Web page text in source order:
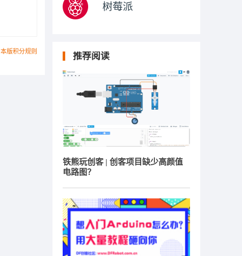
本版积分规则
树莓派
推荐阅读
铁熊玩创客 | 创客项目缺少高颜值
电路图？